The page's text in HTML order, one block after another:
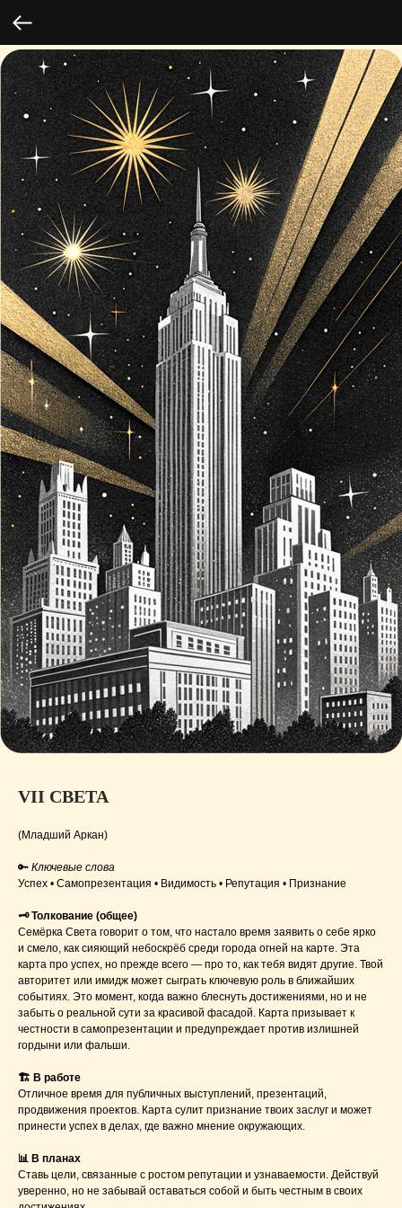
VII СВЕТА
(Младший Аркан)
🔑 Ключевые слова
Успех • Самопрезентация • Видимость • Репутация • Признание
🗝 Толкование (общее)
Семёрка Света говорит о том, что настало время заявить о себе ярко
и смело, как сияющий небоскрёб среди города огней на карте. Эта
карта про успех, но прежде всего — про то, как тебя видят другие. Твой
авторитет или имидж может сыграть ключевую роль в ближайших
событиях. Это момент, когда важно блеснуть достижениями, но и не
забыть о реальной сути за красивой фасадой. Карта призывает к
честности в самопрезентации и предупреждает против излишней
гордыни или фальши.
🏗 В работе
Отличное время для публичных выступлений, презентаций,
продвижения проектов. Карта сулит признание твоих заслуг и может
принести успех в делах, где важно мнение окружающих.
📊 В планах
Ставь цели, связанные с ростом репутации и узнаваемости. Действуй
уверенно, но не забывай оставаться собой и быть честным в своих